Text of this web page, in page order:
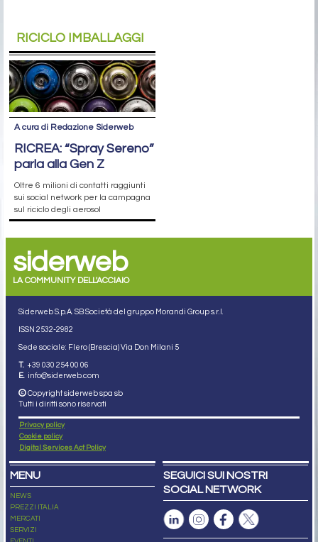
RICICLO IMBALLAGGI
A cura di Redazione Siderweb
RICREA: “Spray Sereno”
parla alla Gen Z
Oltre 6 milioni di contatti raggiunti
sui social network per la campagna
sul riciclo degli aerosol
siderweb
LA COMMUNITY DELL'ACCIAIO
Siderweb S.p.A. SB Società del gruppo Morandi Group s.r.l.
ISSN 2532-2982
Sede sociale: Flero (Brescia) Via Don Milani 5
T. +39 030 254 00 06
E. info@siderweb.com
Copyright siderweb spa sb
Tutti i diritti sono riservati
Privacy policy
Cookie policy
Digital Services Act Policy
MENU
NEWS
PREZZI ITALIA
MERCATI
SERVIZI
SEGUICI SUI NOSTRI
SOCIAL NETWORK